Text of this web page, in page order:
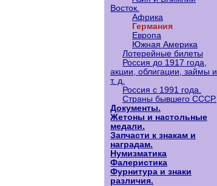
Восток.
Африка
Германия
Европа
Южная Америка
Лотерейные билеты
Россия до 1917 года,
акции, облигации, займы и
т. д.
Россия с 1991 года.
Страны бывшего СССР.
Документы.
Жетоны и настольные
медали.
Запчасти к знакам и
наградам.
Нумизматика
Фалеристика
Фурнитура и знаки
различия.